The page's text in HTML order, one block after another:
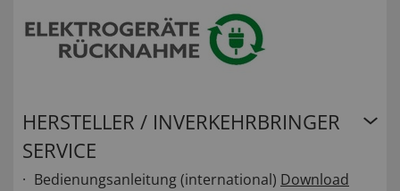
HERSTELLER / INVERKEHRBRINGER
SERVICE
Bedienungsanleitung (international) Download